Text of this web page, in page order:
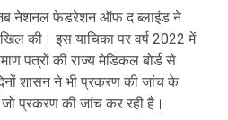
नेशनल फेडरेशन ऑफ द ब्लाइंड ने
की। इस याचिका पर वर्ष 2022 में
पत्रों की राज्य मेडिकल बोर्ड से
शासन ने भी प्रकरण की जांच के
प्रकरण की जांच कर रही है।